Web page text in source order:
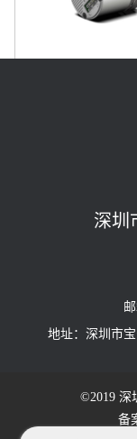
深圳
地址：深圳市
©2019 深
备